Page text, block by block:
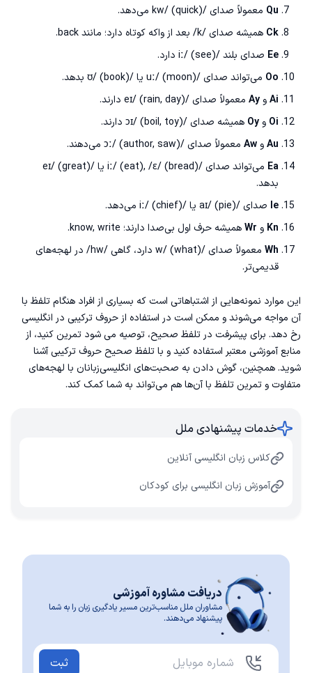
Qu معمولاً صدای /kw/ (quick) می‌دهد.
Ck همیشه صدای /k/ بعد از واکه کوتاه دارد؛ مانند back.
Ee صدای بلند /iː/ (see) دارد.
Oo می‌تواند صدای /uː/ (moon) یا /ʊ/ (book) بدهد.
Aiو Ay معمولاً صدای /eɪ/ (rain, day) دارند.
Oi و Oy همیشه صدای /ɔɪ/ (boil, toy) دارند.
Auو Aw معمولاً صدای /ɔː/ (author, saw) می‌دهند.
Ea
می‌تواند صدای /iː/ (eat), /ɛ/ (bread) یا /eɪ/ (great)
بدهد.
Ie صدای /aɪ/ (pie) یا /iː/ (chief) می‌دهد.
Kn و Wrهمیشه حرف اول بی‌صدا دارند؛ know, write.
Wh
معمولاً صدای /w/ (what) دارد، گاهی /hw/ در لهجه‌های
قدیمی‌تر.
این موارد نمونه‌هایی از اشتباهاتی است که بسیاری از افراد هنگام تلفظ با
آن مواجه می‌شوند و ممکن است در استفاده از حروف ترکیبی در انگلیسی
رخ دهد. برای پیشرفت در تلفظ صحیح، توصیه می شود تمرین کنید، از
منابع آموزشی معتبر استفاده کنید و با تلفظ صحیح حروف ترکیبی آشنا
شوید. همچنین، گوش دادن به صحبت‌های انگلیسی‌زبانان با لهجه‌های
متفاوت و تمرین تلفظ با آن‌ها هم می‌تواند به شما کمک کند.
خدمات پیشنهادی ملل
کلاس زبان انگلیسی آنلاین
آموزش زبان انگلیسی برای کودکان
دریافت مشاوره آموزشی
مشاوران ملل مناسب‌ترین مسیر یادگیری زبان را به شما
پیشنهاد می‌دهند.
ثبت